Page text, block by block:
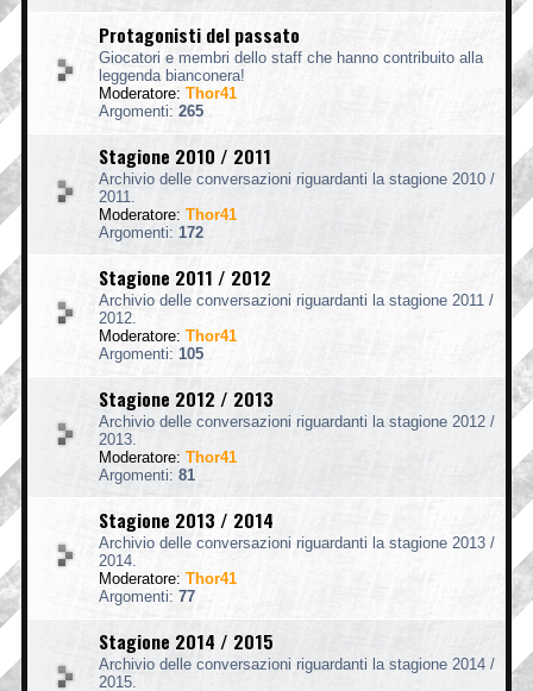
Protagonisti del passato
Giocatori e membri dello staff che hanno contribuito alla
leggenda bianconera!
Moderatore: Thor41
Argomenti: 265
Stagione 2010 / 2011
Archivio delle conversazioni riguardanti la stagione 2010 /
2011.
Moderatore: Thor41
Argomenti: 172
Stagione 2011 / 2012
Archivio delle conversazioni riguardanti la stagione 2011 /
2012.
Moderatore: Thor41
Argomenti: 105
Stagione 2012 / 2013
Archivio delle conversazioni riguardanti la stagione 2012 /
2013.
Moderatore: Thor41
Argomenti: 81
Stagione 2013 / 2014
Archivio delle conversazioni riguardanti la stagione 2013 /
2014.
Moderatore: Thor41
Argomenti: 77
Stagione 2014 / 2015
Archivio delle conversazioni riguardanti la stagione 2014 /
2015.